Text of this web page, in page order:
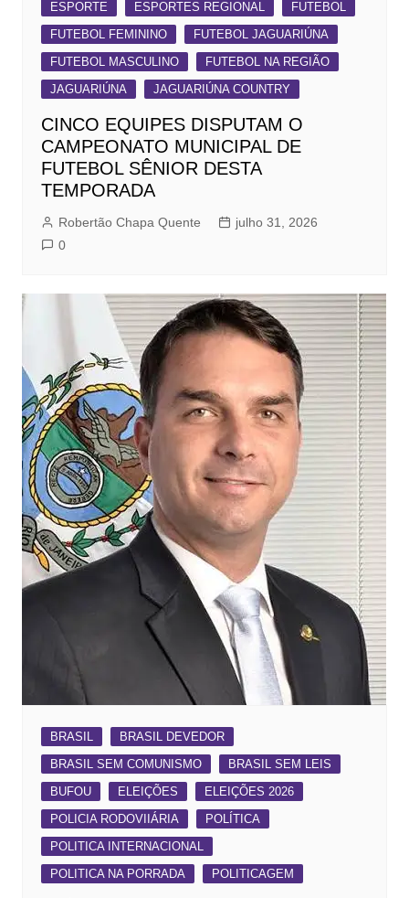
ESPORTE ESPORTES REGIONAL
FUTEBOL
FUTEBOL FEMININO
FUTEBOL JAGUARIÚNA
FUTEBOL MASCULINO
FUTEBOL NA REGIÃO
JAGUARIÚNA
JAGUARIÚNA COUNTRY
CINCO EQUIPES DISPUTAM O
CAMPEONATO MUNICIPAL DE
FUTEBOL SÊNIOR DESTA
TEMPORADA
Robertão Chapa Quente
julho 31, 2026
0
BRASIL
BRASIL DEVEDOR
BRASIL SEM COMUNISMO
BRASIL SEM LEIS
BUFOU
ELEIÇÕES
ELEIÇÕES 2026
POLICIA RODOVIIÁRIA
POLÍTICA
POLITICA INTERNACIONAL
POLITICA NA PORRADA
POLITICAGEM